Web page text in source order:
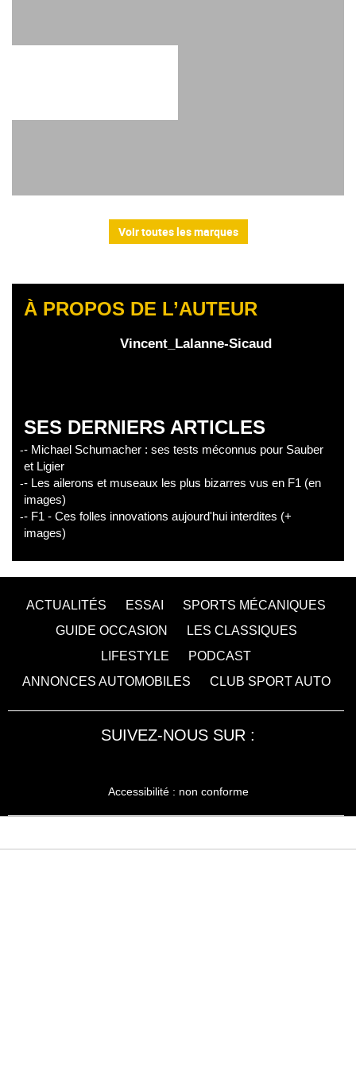
Voir toutes les marques
À PROPOS DE L’AUTEUR
Vincent_Lalanne-Sicaud
SES DERNIERS ARTICLES
- Michael Schumacher : ses tests méconnus pour Sauber
et Ligier
- Les ailerons et museaux les plus bizarres vus en F1 (en
images)
- F1 - Ces folles innovations aujourd'hui interdites (+
images)
ACTUALITÉS ESSAI
SPORTS MÉCANIQUES
GUIDE OCCASION
LES CLASSIQUES
LIFESTYLE
PODCAST
ANNONCES AUTOMOBILES
CLUB SPORT AUTO
SUIVEZ-NOUS SUR :
Accessibilité : non conforme